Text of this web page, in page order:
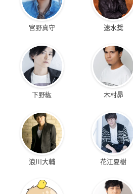
逮捕しちゃうぞ the
MOVIE
葵双葉
劇場版ポケット
スター ミュウツ
逆襲
サトシ
劇場版 X-エックス-
那吒
宮野真守 速水奨
下野紘 木村昴
浪川大輔 花江夏樹